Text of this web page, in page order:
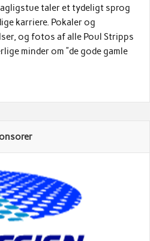
taler et tydeligt sprog
karriere. Pokaler og
og fotos af alle Poul Stripps
minder om ”de gode gamle